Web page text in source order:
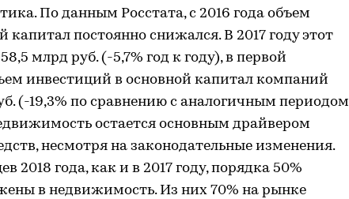
По данным Росстата, с 2016 года объем
капитал постоянно снижался. В 2017 году этот
млрд руб. (-5,7% год к году), в первой
инвестиций в основной капитал компаний
(-19,3% по сравнению с аналогичным периодом
остается основным драйвером
несмотря на законодательные изменения.
2018 года, как и в 2017 году, порядка 50%
в недвижимость. Из них 70% на рынке